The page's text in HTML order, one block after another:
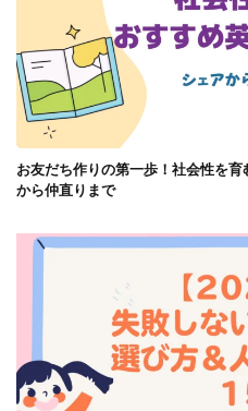
お友だち作りの第一歩！社会性を
から仲直りまで